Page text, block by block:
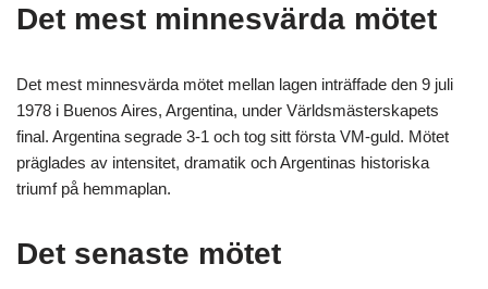
Det mest minnesvärda mötet
Det mest minnesvärda mötet mellan lagen inträffade den 9 juli
1978 i Buenos Aires, Argentina, under Världsmästerskapets
final. Argentina segrade 3-1 och tog sitt första VM-guld. Mötet
präglades av intensitet, dramatik och Argentinas historiska
triumf på hemmaplan.
Det senaste mötet